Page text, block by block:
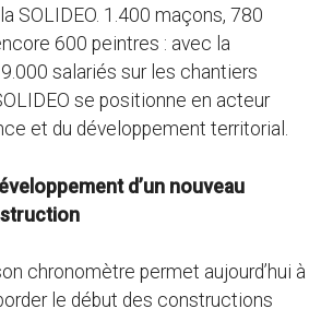
SOLIDEO. 1.400 maçons, 780
600 peintres : avec la
salariés sur les chantiers
se positionne en acteur
et du développement territorial.
d’un nouveau
chronomètre permet aujourd’hui à
le début des constructions